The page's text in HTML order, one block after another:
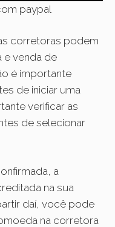
paypal
corretoras podem
e venda de
é importante
de iniciar uma
verificar as
de selecionar
a
na sua
daí, você pode
na corretora